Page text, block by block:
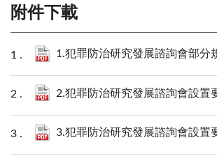
附件下載
1.犯罪防治研究發展諮詢會部分規
2.犯罪防治研究發展諮詢會設置要點部分
3.犯罪防治研究發展諮詢會設置